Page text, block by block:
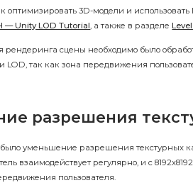
оптимизировать 3D-модели и
— Unity LOD Tutorial , а также в разделе
сцены необходимо было
LOD, так как зона передвижения
разрешения
уменьшение разрешения текстурных
взаимодействует регулярно, и с
пользователя.